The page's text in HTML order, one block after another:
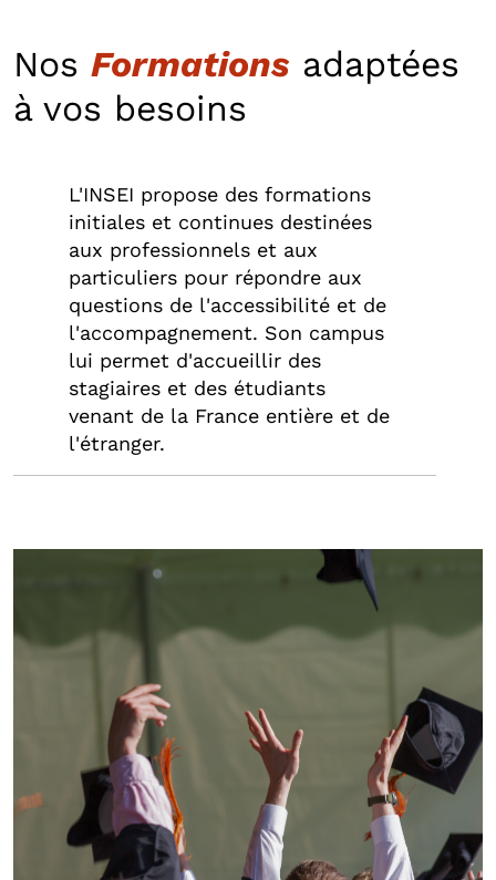
Nos Formations adaptées
à vos besoins
L'INSEI propose des formations
initiales et continues destinées
aux professionnels et aux
particuliers pour répondre aux
questions de l'accessibilité et de
l'accompagnement. Son campus
lui permet d'accueillir des
stagiaires et des étudiants
venant de la France entière et de
l'étranger.